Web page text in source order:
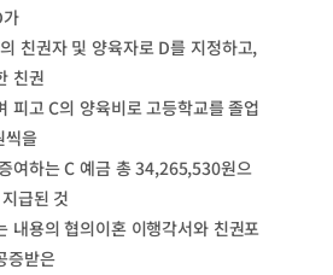
친권자 및 양육자로 D를 지정하고,
친권
피고 C의 양육비로 고등학교를 졸업
씩을
여하는 C 예금 총 34,265,530원으
급된 것
내용의 협의이혼 이행각서와 친권포
증받은